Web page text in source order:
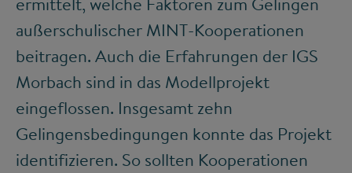
außerschulischer MINT-Kooperationen
beitragen. Auch die Erfahrungen der IGS
Morbach sind in das Modellprojekt
eingeflossen. Insgesamt zehn
Gelingensbedingungen konnte das Projekt
identifizieren. So sollten Kooperationen